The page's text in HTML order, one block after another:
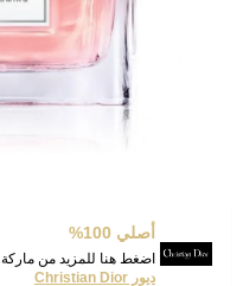
أصلي 100%
اضغط هنا للمزيد من ماركة
ديور Christian Dior